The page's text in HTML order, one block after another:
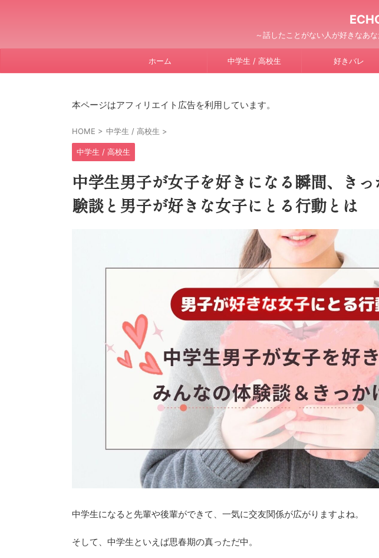
～話したことがない人が好きなあ
ホーム 中学生 / 高校生 好きバレ
本ページはアフィリエイト広告を利用しています。
HOME > 中学生 / 高校生 >
中学生 / 高校生
中学生男子が女子を好きになる瞬間、き
験談と男子が好きな女子にとる行動とは
中学生になると先輩や後輩ができて、一気に交友関係が広がりますよね。
そして、中学生といえば思春期の真っただ中。